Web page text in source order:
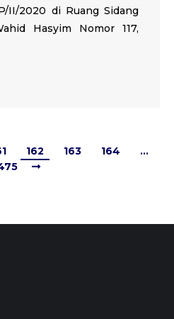
II/2020 di Ruang Sidang
Hasyim Nomor 117,
162 163 164
…